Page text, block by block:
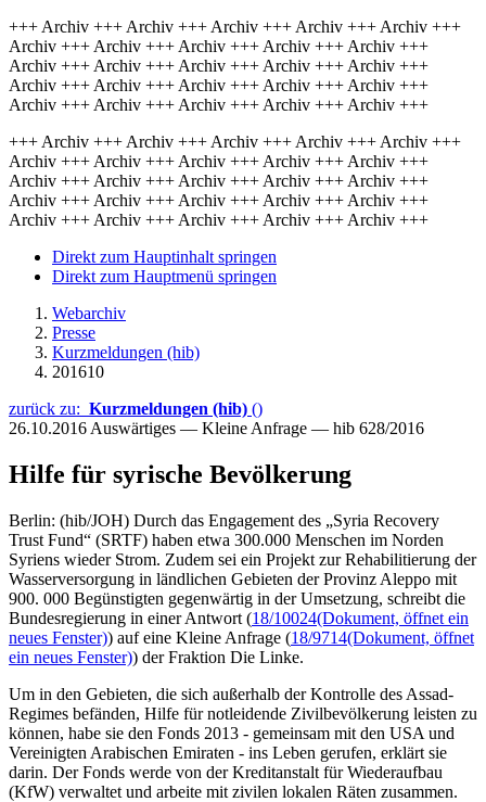
+++ Archiv +++ Archiv +++ Archiv +++ Archiv +++ Archiv +++
Archiv +++ Archiv +++ Archiv +++ Archiv +++ Archiv +++
Archiv +++ Archiv +++ Archiv +++ Archiv +++ Archiv +++
Archiv +++ Archiv +++ Archiv +++ Archiv +++ Archiv +++
Archiv +++ Archiv +++ Archiv +++ Archiv +++ Archiv +++
+++ Archiv +++ Archiv +++ Archiv +++ Archiv +++ Archiv +++
Archiv +++ Archiv +++ Archiv +++ Archiv +++ Archiv +++
Archiv +++ Archiv +++ Archiv +++ Archiv +++ Archiv +++
Archiv +++ Archiv +++ Archiv +++ Archiv +++ Archiv +++
Archiv +++ Archiv +++ Archiv +++ Archiv +++ Archiv +++
Direkt zum Hauptinhalt springen
Direkt zum Hauptmenü springen
Webarchiv
Presse
Kurzmeldungen (hib)
201610
zurück zu: Kurzmeldungen (hib) ()
26.10.2016 Auswärtiges — Kleine Anfrage — hib 628/2016
Hilfe für syrische Bevölkerung
Berlin: (hib/JOH) Durch das Engagement des „Syria Recovery
Trust Fund“ (SRTF) haben etwa 300.000 Menschen im Norden
Syriens wieder Strom. Zudem sei ein Projekt zur Rehabilitierung der
Wasserversorgung in ländlichen Gebieten der Provinz Aleppo mit
900. 000 Begünstigten gegenwärtig in der Umsetzung, schreibt die
Bundesregierung in einer Antwort (18/10024(Dokument, öffnet ein
neues Fenster)) auf eine Kleine Anfrage (18/9714(Dokument, öffnet
ein neues Fenster)) der Fraktion Die Linke.
Um in den Gebieten, die sich außerhalb der Kontrolle des Assad-
Regimes befänden, Hilfe für notleidende Zivilbevölkerung leisten zu
können, habe sie den Fonds 2013 - gemeinsam mit den USA und
Vereinigten Arabischen Emiraten - ins Leben gerufen, erklärt sie
darin. Der Fonds werde von der Kreditanstalt für Wiederaufbau
(KfW) verwaltet und arbeite mit zivilen lokalen Räten zusammen.